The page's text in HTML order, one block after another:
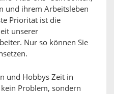
und ihrem Arbeitsleben
Priorität ist die
unserer
Nur so können Sie
und Hobbys Zeit in
Problem, sondern